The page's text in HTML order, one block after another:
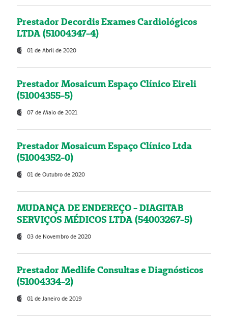
Prestador Decordis Exames Cardiológicos
LTDA (51004347-4)
01 de Abril de 2020
Prestador Mosaicum Espaço Clínico Eireli
(51004355-5)
07 de Maio de 2021
Prestador Mosaicum Espaço Clínico Ltda
(51004352-0)
01 de Outubro de 2020
MUDANÇA DE ENDEREÇO - DIAGITAB
SERVIÇOS MÉDICOS LTDA (54003267-5)
03 de Novembro de 2020
Prestador Medlife Consultas e Diagnósticos
(51004334-2)
01 de Janeiro de 2019